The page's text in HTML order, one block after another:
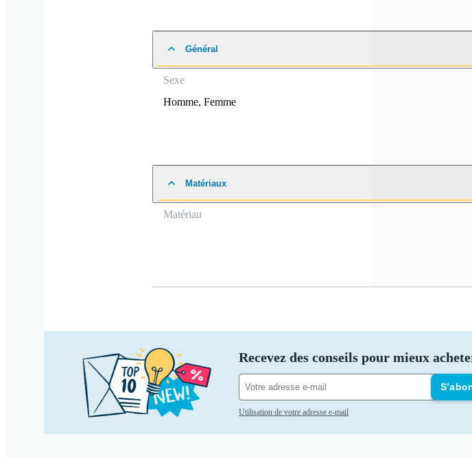
Général
Sexe
Homme, Femme
Matériaux
Matériau
Recevez des conseils pour mieux
Utilisation de votre adresse e-mail